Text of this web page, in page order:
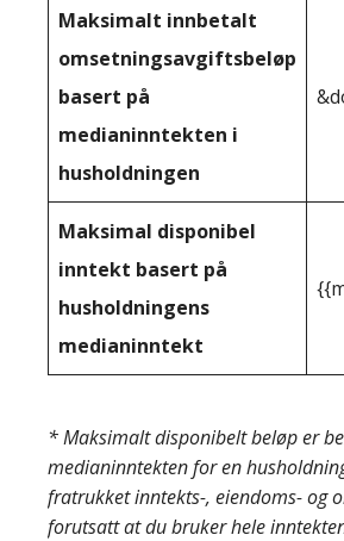
Maksimalt innbetalt
omsetningsavgiftsbeløp
basert på
medianinntekten i
husholdningen
Maksimal disponibel
inntekt basert på
husholdningens
medianinntekt
* Maksimalt disponibelt beløp er
medianinntekten for en
fratrukket inntekts-, eiendoms- og
forutsatt at du bruker hele